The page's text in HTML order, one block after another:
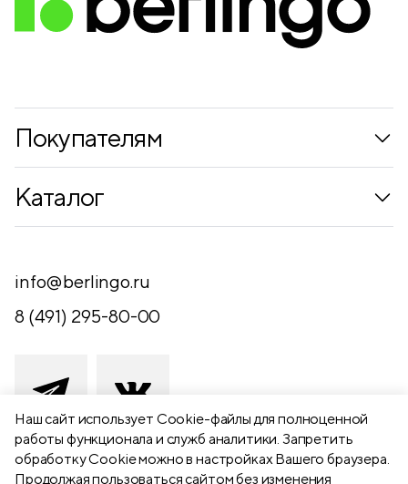
Наш сайт использует Сookie-файлы для полноценной
работы функционала и служб аналитики. Запретить
обработку Cookie можно в настройках Вашего браузера.
Продолжая пользоваться сайтом без изменения
Покупателям
Контакты
Обратная связь
Каталог
Письменные принадлежности
Канцелярские принадлежности
Чертежные принадлежности
Хобби и творчество
Презентационное оборудование
info@berlingo.ru
8 (491) 295-80-00
391111 Рязанская обл., Рыбновский р-